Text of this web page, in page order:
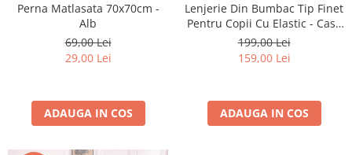
Perna Matlasata 70x70cm -
Alb
69,00 Lei
29,00 Lei
ADAUGA IN COS
Lenjerie Din Bumbac Tip Finet
Pentru Copii Cu Elastic - Casa
De Papusi A Lui Gabby -
Gabby's Dollhouse
199,00 Lei
159,00 Lei
ADAUGA IN COS